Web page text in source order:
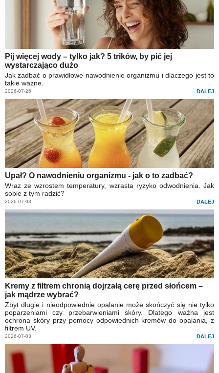
Pij więcej wody – tylko jak? 5 trików, by pić jej
wystarczająco dużo
Jak zadbać o prawidłowe nawodnienie organizmu i dlaczego jest to
takie ważne.
2026-07-26 DALEJ
Upał? O nawodnieniu organizmu - jak o to zadbać?
Wraz ze wzrostem temperatury, wzrasta ryzyko odwodnienia. Jak
sobie z tym radzić?
2026-07-03 DALEJ
Kremy z filtrem chronią dojrzałą cerę przed słońcem –
jak mądrze wybrać?
Zbyt długie i nieodpowiednie opalanie może skończyć się nie tylko
poparzeniami czy przebarwieniami skóry. Dlatego ważna jest
ochrona skóry przy pomocy odpowiednich kremów do opalania, z
filtrem UV.
2026-07-03 DALEJ